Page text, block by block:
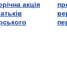
акція